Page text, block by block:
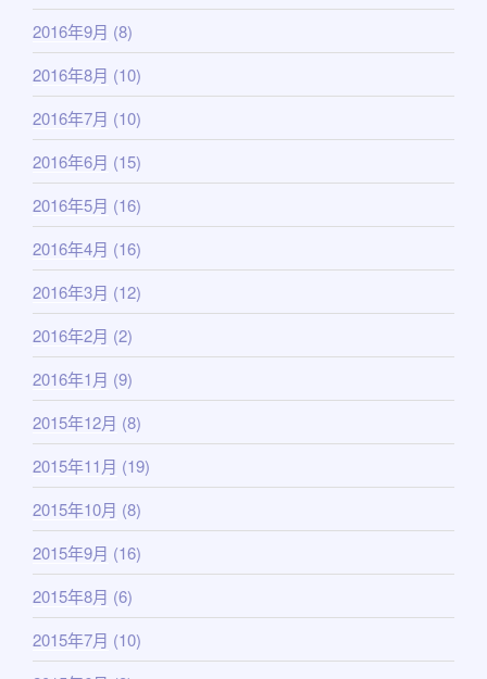
2016年9月 (8)
2016年8月 (10)
2016年7月 (10)
2016年6月 (15)
2016年5月 (16)
2016年4月 (16)
2016年3月 (12)
2016年2月 (2)
2016年1月 (9)
2015年12月 (8)
2015年11月 (19)
2015年10月 (8)
2015年9月 (16)
2015年8月 (6)
2015年7月 (10)